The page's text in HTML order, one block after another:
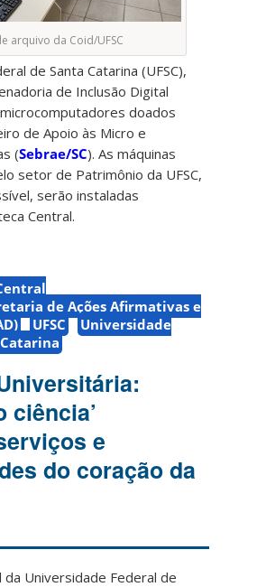
arquivo da Coid/UFSC
de Santa Catarina (UFSC),
de Inclusão Digital
doados
de Apoio às Micro e
(Sebrae/SC). As máquinas
setor de Patrimônio da UFSC,
serão instaladas
Central.
de Ações Afirmativas e
UFSC
Universidade
ciência’
e
do coração da
da Universidade Federal de